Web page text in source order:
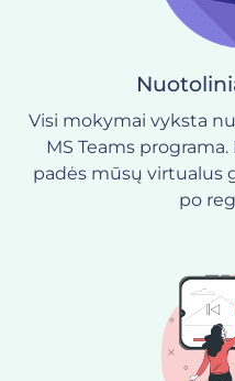
Visi mokymai vyksta
MS Teams
padės mūsų virtualus
po